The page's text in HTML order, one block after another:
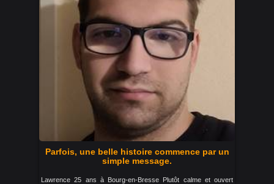
Parfois, une belle histoire commence par un
simple message.
Lawrence 25 ans à Bourg-en-Bresse Plutôt calme et ouvert